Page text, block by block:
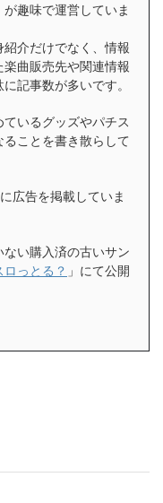
趣味で運営していま
介だけでなく、情報
曲販売先や関連情報
記事数が多いです。
いるグッズやパチス
ことを書き散らして
広告を掲載していま
い購入済の古いサン
ロっとる？ 」にて公開